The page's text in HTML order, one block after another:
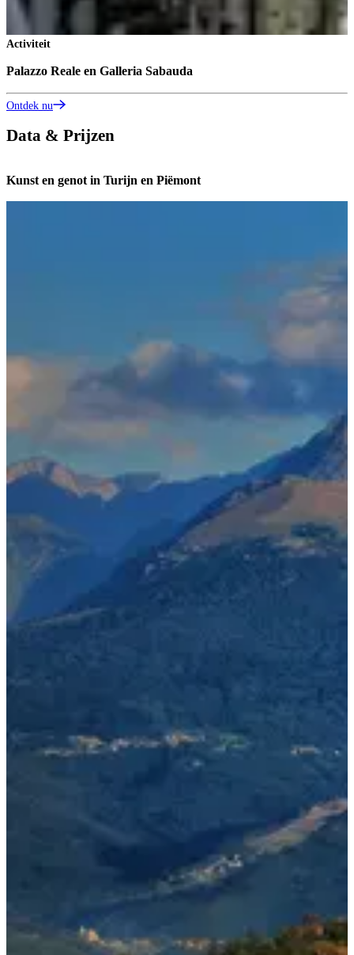
Activiteit
Palazzo Reale en Galleria Sabauda
Ontdek nu
Data & Prijzen
Kunst en genot in Turijn en Piëmont